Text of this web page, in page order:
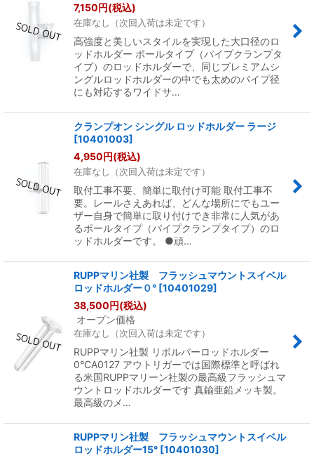
7,150円(税込)
在庫なし（次回入荷は未定です）
高強度と美しいスタイルを実現した大口径のロ
ッドホルダー ポールタイプ（パイプクランプタ
イプ）のロッドホルダーで、同じプレミアムシ
ングルロッドホルダーの中でも太めのパイプ径
にも対応するワイドサ…
クランプオン シングル ロッドホルダー ラージ
[10401003]
4,950円(税込)
在庫なし（次回入荷は未定です）
取付工事不要、簡単に取付け可能 取付工事不
要。レールさえあれば、どんな場所にでもユー
ザー自身で簡単に取り付けでき非常に人気があ
るポールタイプ（パイプクランプタイプ）のロ
ッドホルダーです。 ●頑…
RUPPマリン社製 フラッシュマウントスイベル
ロッドホルダー０° [10401029]
38,500円(税込)
オープン価格
在庫なし（次回入荷は未定です）
RUPPマリン社製 リボルバーロッドホルダー
0°CA0127 アウトリガーでは国際標準と呼ばれ
る米国RUPPマリーン社製の最高級フラッシュマ
ウントロッドホルダーです 真鍮亜鉛メッキ製。
最高級のメ…
RUPPマリン社製 フラッシュマウントスイベル
ロッドホルダー15° [10401030]